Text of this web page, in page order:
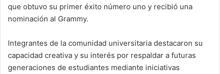
que obtuvo su primer éxito número uno y recibió una
nominación al Grammy.
Integrantes de la comunidad universitaria destacaron su
capacidad creativa y su interés por respaldar a futuras
generaciones de estudiantes mediante iniciativas